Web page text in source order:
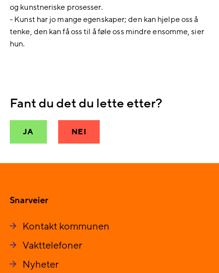
og kunstneriske prosesser.
- Kunst har jo mange egenskaper; den kan hjelpe oss å
tenke, den kan få oss til å føle oss mindre ensomme, sier
hun.
Fant du det du lette etter?
JA NEI
Snarveier
Kontakt kommunen
Vakttelefoner
Nyheter